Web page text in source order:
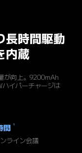
長時間駆動
内蔵
が向上。9200mAh
イパーチャージは
間 6
ライン会議